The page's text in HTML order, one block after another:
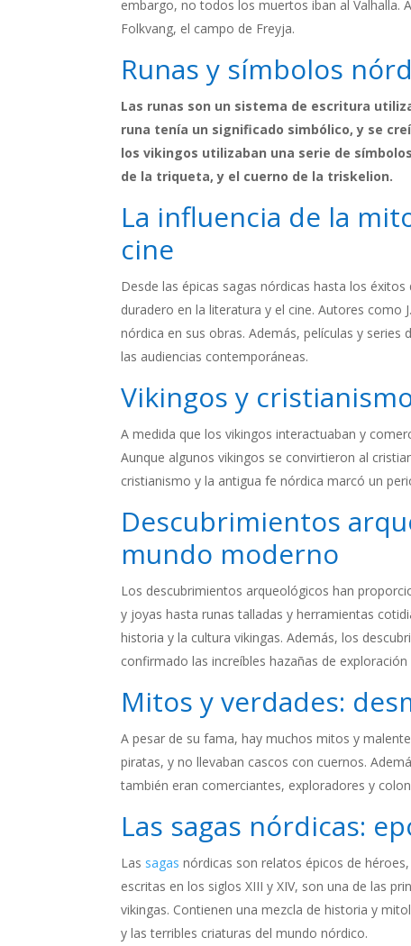
embargo, no todos los muertos iban al Valhalla.
Folkvang, el campo de Freyja.
Runas y símbolos
Las runas son un sistema de escritura
runa tenía un significado simbólico, y se
los vikingos utilizaban una serie de
de la triqueta, y el cuerno de la triskelion.
La influencia de la
cine
Desde las épicas sagas nórdicas hasta los
duradero en la literatura y el cine. Autores como
nórdica en sus obras. Además, películas y
las audiencias contemporáneas.
Vikingos y
A medida que los vikingos interactuaban y
Aunque algunos vikingos se convirtieron al
cristianismo y la antigua fe nórdica marcó un
Descubrimientos
mundo moderno
Los descubrimientos arqueológicos han
y joyas hasta runas talladas y herramientas
historia y la cultura vikingas. Además, los
confirmado las increíbles hazañas de exploración
Mitos y verdades:
A pesar de su fama, hay muchos mitos y
piratas, y no llevaban cascos con cuernos.
también eran comerciantes, exploradores y
Las sagas nórdicas:
Las sagas nórdicas son relatos épicos de
escritas en los siglos XIII y XIV, son una de las
vikingas. Contienen una mezcla de historia y
y las terribles criaturas del mundo nórdico.